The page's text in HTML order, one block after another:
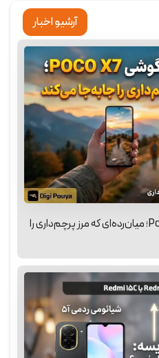
آرشیو اخبار
نقد و بررسی کامل گوشی Poco X7؛ میان‌رده‌ای که مرز پرچم‌داری را